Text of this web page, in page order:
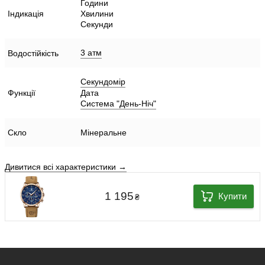
Індикація
Години
Хвилини
Секунди
Водостійкість 3 атм
Функції
Секундомір
Дата
Система "День-Ніч"
Скло Мінеральне
Дивитися всі характеристики →
1 195₴ Купити